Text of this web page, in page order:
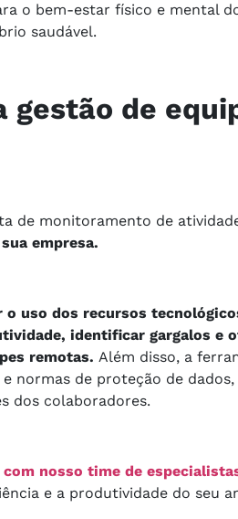
o bem-estar físico e mental
saudável.
gestão de
de monitoramento de
empresa.
o uso dos recursos
identificar gargalos e
remotas. Além disso, a
normas de proteção de dados,
dos colaboradores.
nosso time de
e a produtividade do seu